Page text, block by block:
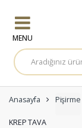
A
r
a
a
:
Anasayfa Pişirme
KREP TAVA